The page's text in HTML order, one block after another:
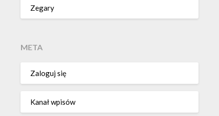
Zegary
META
Zaloguj się
Kanał wpisów